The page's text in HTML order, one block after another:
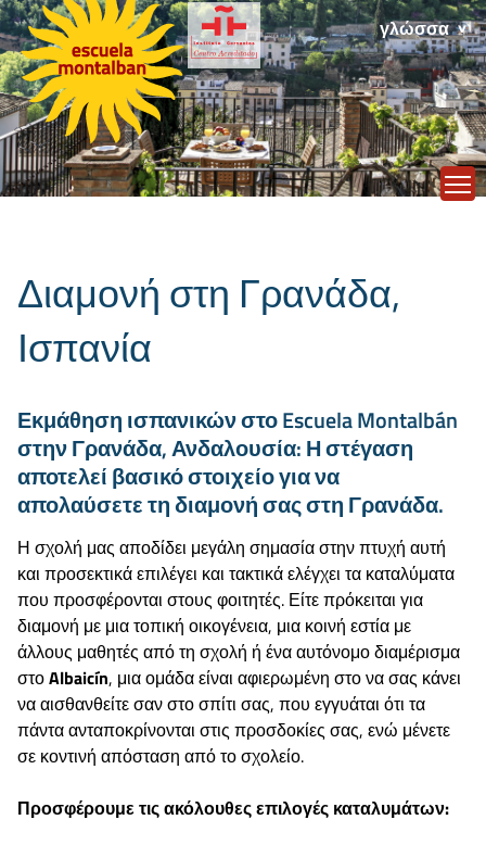
γλώσσα
Διαμονή στη Γρανάδα,
Ισπανία
Εκμάθηση ισπανικών στο Escuela Montalbán
στην Γρανάδα, Ανδαλουσία: Η στέγαση
αποτελεί βασικό στοιχείο για να
απολαύσετε τη διαμονή σας στη Γρανάδα.
Η σχολή μας αποδίδει μεγάλη σημασία στην πτυχή αυτή
και προσεκτικά επιλέγει και τακτικά ελέγχει τα καταλύματα
που προσφέρονται στους φοιτητές. Είτε πρόκειται για
διαμονή με μια τοπική οικογένεια, μια κοινή εστία με
άλλους μαθητές από τη σχολή ή ένα αυτόνομο διαμέρισμα
στοAlbaicín, μια ομάδα είναι αφιερωμένη στο να σας κάνει
να αισθανθείτε σαν στο σπίτι σας, που εγγυάται ότι τα
πάντα ανταποκρίνονται στις προσδοκίες σας, ενώ μένετε
σε κοντινή απόσταση από το σχολείο.
Προσφέρουμε τις ακόλουθες επιλογές καταλυμάτων: